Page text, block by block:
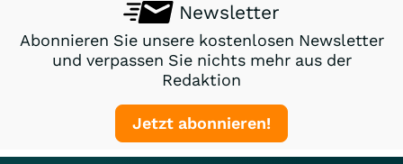
Newsletter
Abonnieren Sie unsere kostenlosen Newsletter
und verpassen Sie nichts mehr aus der
Redaktion
Jetzt abonnieren!